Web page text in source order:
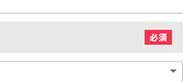
必須